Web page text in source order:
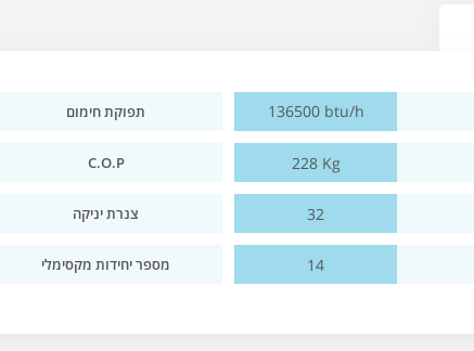
136500 btu/h תפוקת חימום
228 Kg
C.O.P
32 צנרת יניקה
14 מספר יחידות מקסימלי